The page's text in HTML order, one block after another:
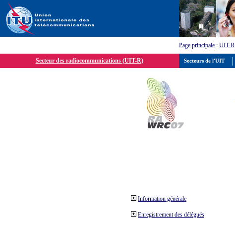
Page principale : UIT-R
Secteur des radiocommunications (UIT-R)
Information générale
Enregistrement des délégués
Secteurs de l'UIT